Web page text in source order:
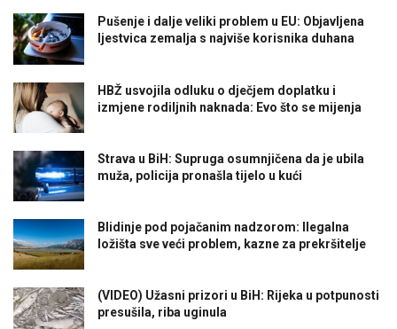
Pušenje i dalje veliki problem u EU: Objavljena
ljestvica zemalja s najviše korisnika duhana
HBŽ usvojila odluku o dječjem doplatku i
izmjene rodiljnih naknada: Evo što se mijenja
Strava u BiH: Supruga osumnjičena da je ubila
muža, policija pronašla tijelo u kući
Blidinje pod pojačanim nadzorom: Ilegalna
ložišta sve veći problem, kazne za prekršitelje
(VIDEO) Užasni prizori u BiH: Rijeka u potpunosti
presušila, riba uginula